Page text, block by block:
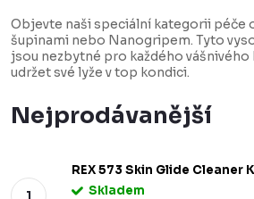
Objevte naši speciální kategorii péče
šupinami nebo Nanogripem. Tyto
jsou nezbytné pro každého vášnivého
udržet své lyže v top kondici.
Nejprodávanější
REX 573 Skin Glide Cleaner
Skladem